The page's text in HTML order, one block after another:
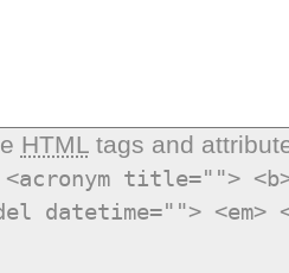
HTMLtags and
title="">
datetime="">